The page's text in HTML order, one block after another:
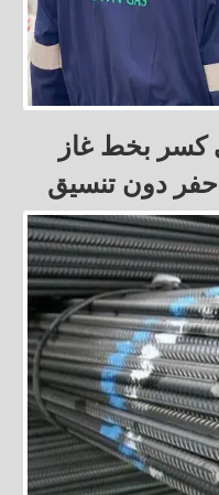
كسر بخط غاز
حفر دون تنسيق